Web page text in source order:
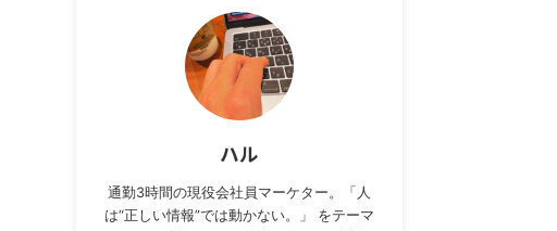
ハル
通勤3時間の現役会社員マーケター。「人
は“正しい情報”では動かない。」 をテーマ